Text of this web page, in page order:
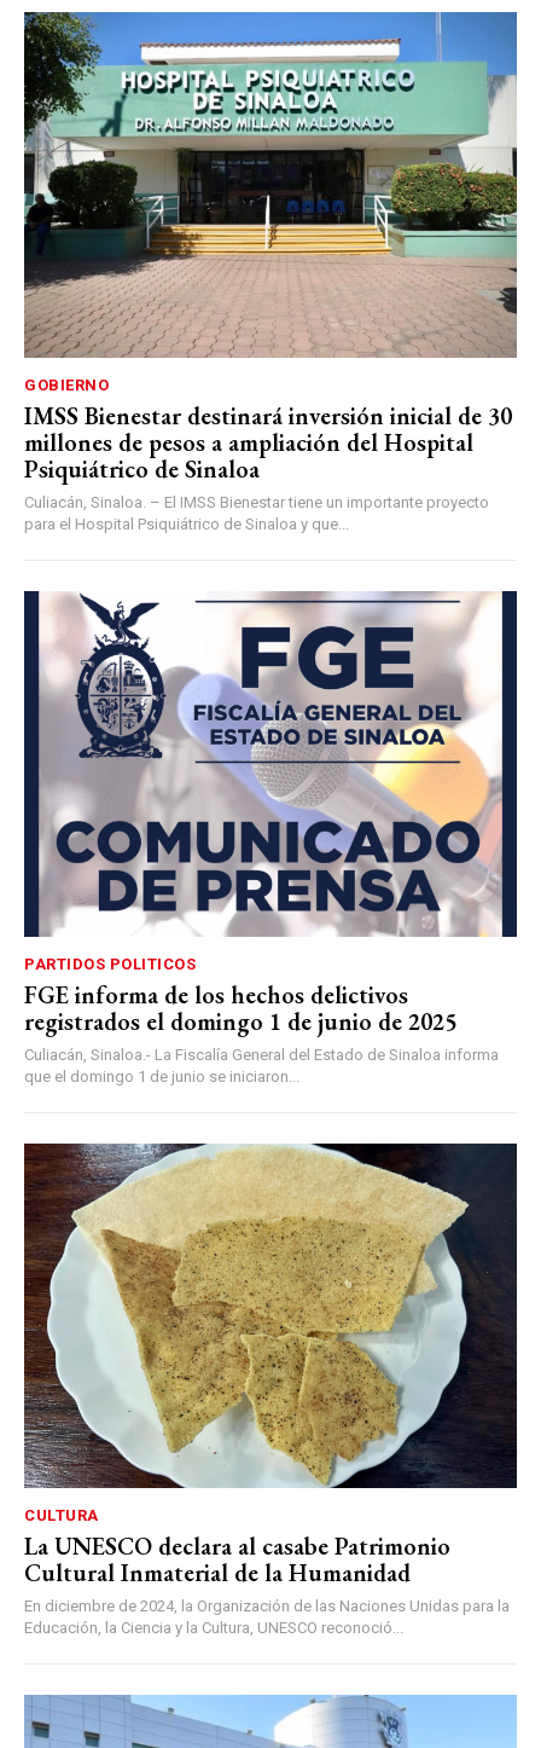
GOBIERNO
IMSS Bienestar destinará inversión inicial de 30
millones de pesos a ampliación del Hospital
Psiquiátrico de Sinaloa
Culiacán, Sinaloa. – El IMSS Bienestar tiene un importante proyecto
para el Hospital Psiquiátrico de Sinaloa y que...
PARTIDOS POLITICOS
FGE informa de los hechos delictivos
registrados el domingo 1 de junio de 2025
Culiacán, Sinaloa.- La Fiscalía General del Estado de Sinaloa informa
que el domingo 1 de junio se iniciaron...
CULTURA
La UNESCO declara al casabe Patrimonio
Cultural Inmaterial de la Humanidad
En diciembre de 2024, la Organización de las Naciones Unidas para la
Educación, la Ciencia y la Cultura, UNESCO reconoció...